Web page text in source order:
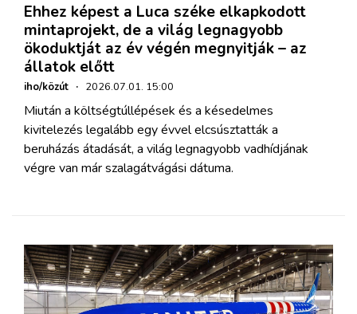
Ehhez képest a Luca széke elkapkodott
mintaprojekt, de a világ legnagyobb
ökoduktját az év végén megnyitják – az
állatok előtt
iho/közút · 2026.07.01. 15:00
Miután a költségtúllépések és a késedelmes
kivitelezés legalább egy évvel elcsúsztatták a
beruházás átadását, a világ legnagyobb vadhídjának
végre van már szalagátvágási dátuma.